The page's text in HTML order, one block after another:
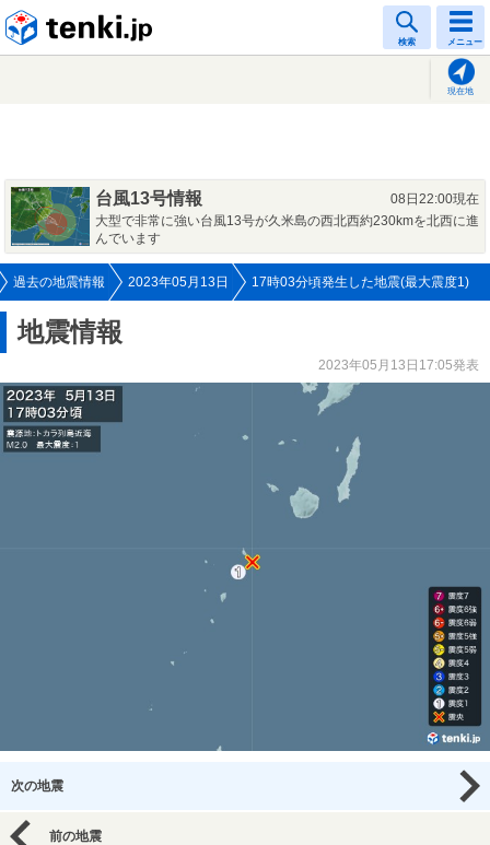
検索 メニュー
現在地
台風13号情報
08日22:00現在
大型で非常に強い台風13号が久米島の西北西約230kmを北西に進
んでいます
過去の地震情報 2023年05月13日 17時03分頃発生した地震(最大震度1)
地震情報
2023年05月13日17:05発表
次の地震
前の地震